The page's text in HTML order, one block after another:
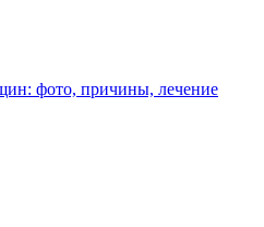
фото, причины, лечение